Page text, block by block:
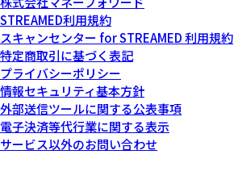
STREAMED利用規約
スキャンセンター for STREAMED 利用規約
特定商取引に基づく表記
プライバシーポリシー
情報セキュリティ基本方針
外部送信ツールに関する公表事項
電子決済等代行業に関する表示
サービス以外のお問い合わせ